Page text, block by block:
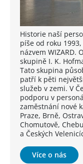
Historie naší
píše od roku
názvem WIZARD.
skupině I. K.
Tato skupina
patří k pěti
služeb v zemi. V
podporu v
zaměstnání nové
Praze, Brně,
Chomutově,
a Českých
Více o nás